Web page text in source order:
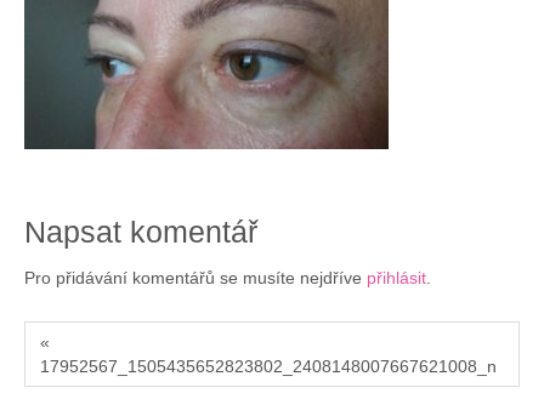
Napsat komentář
Pro přidávání komentářů se musíte nejdříve přihlásit
«
17952567_1505435652823802_2408148007667621008_n